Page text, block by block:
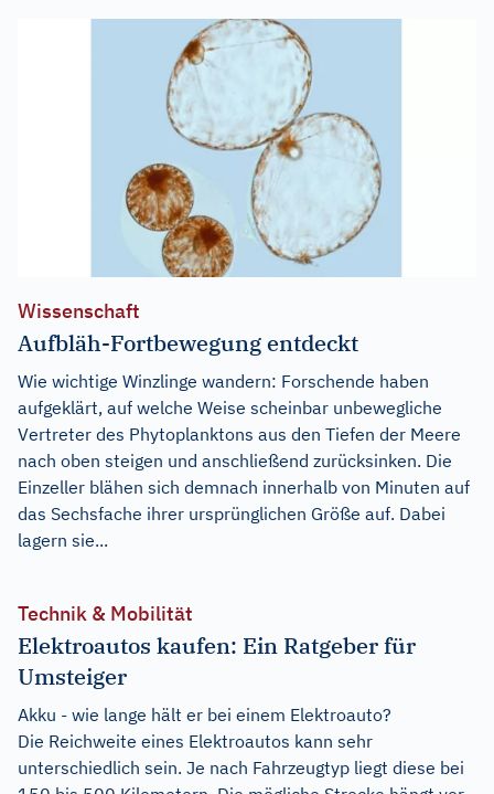
Wissenschaft
Aufbläh-Fortbewegung entdeckt
Wie wichtige Winzlinge wandern: Forschende haben
aufgeklärt, auf welche Weise scheinbar unbewegliche
Vertreter des Phytoplanktons aus den Tiefen der Meere
nach oben steigen und anschließend zurücksinken. Die
Einzeller blähen sich demnach innerhalb von Minuten auf
das Sechsfache ihrer ursprünglichen Größe auf. Dabei
lagern sie...
Technik & Mobilität
Elektroautos kaufen: Ein Ratgeber für
Umsteiger
Akku - wie lange hält er bei einem Elektroauto?
Die Reichweite eines Elektroautos kann sehr
unterschiedlich sein. Je nach Fahrzeugtyp liegt diese bei